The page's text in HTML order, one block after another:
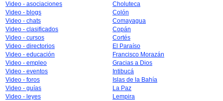
Video - asociaciones
Video - blogs
Video - chats
Video - clasificados
Video - cursos
Video - directorios
Video - educación
Video - empleo
Video - eventos
Video - foros
Video - guías
Video - leyes
Choluteca
Colón
Comayagua
Copán
Cortés
El Paraíso
Francisco Morazán
Gracias a Dios
Intibucá
Islas de la Bahía
La Paz
Lempira